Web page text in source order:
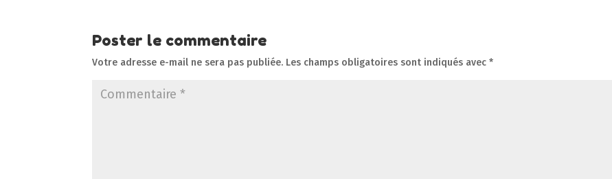
Poster le commentaire
Votre adresse e-mail ne sera pas publiée. Les champs obligatoires sont indiqués avec*